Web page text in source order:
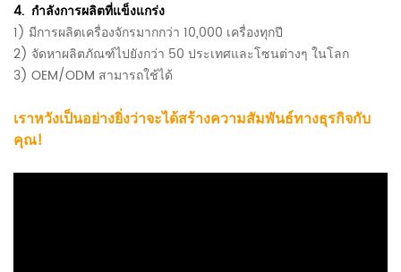
4. กำลังการผลิตที่แข็งแกร่ง
1) มีการผลิตเครื่องจักรมากกว่า 10,000 เครื่องทุกปี
2) จัดหาผลิตภัณฑ์ไปยังกว่า 50 ประเทศและโซนต่างๆ ในโลก
3) OEM/ODM สามารถใช้ได้
เราหวังเป็นอย่างยิ่งว่าจะได้สร้างความสัมพันธ์ทางธุรกิจกับ
คุณ!